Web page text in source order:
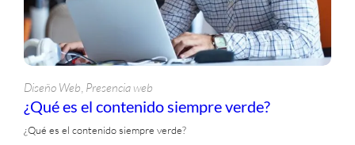
Diseño Web Presencia web
¿Qué es el contenido siempre verde?
¿Qué es el contenido siempre verde?